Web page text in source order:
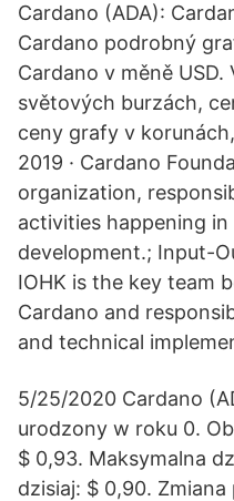
Cardano (ADA):
Cardano podrobný
Cardano v měně
světových burzách,
ceny grafy v
2019 · Cardano
organization,
activities happening
development.; Input-
IOHK is the key team
Cardano and
and technical
5/25/2020 Cardano
urodzony w roku 0.
$ 0,93. Maksymalna
dzisiaj: $ 0,90.